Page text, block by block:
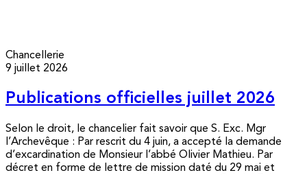
Chancellerie
9 juillet 2026
Publications officielles juillet 2026
Selon le droit, le chancelier fait savoir que S. Exc. Mgr
l’Archevêque : Par rescrit du 4 juin, a accepté la demande
d’excardination de Monsieur l’abbé Olivier Mathieu. Par
décret en forme de lettre de mission daté du 29 mai et